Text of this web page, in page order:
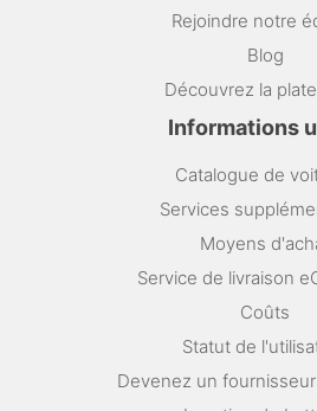
Rejoindre notre
Blog
Découvrez la
Informations
Catalogue de
Services
Moyens
Service de livraison
Coûts
Statut de
Devenez un